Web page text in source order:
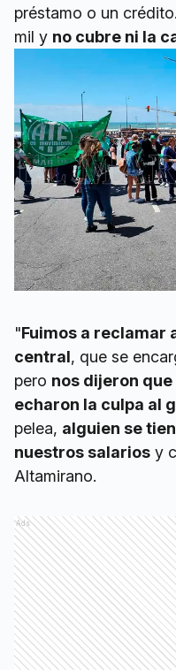
préstamo o un
mil y no cubre ni la
"Fuimos a reclamar
central, que se
pero nos dijeron
echaron la culpa al
pelea, alguien se
nuestros salarios y
Altamirano.
Ads